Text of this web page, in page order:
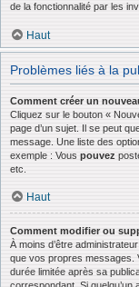
de la fonctionnalité par les
Haut
Problèmes liés à la
Comment créer un
Cliquez sur le bouton «
page d’un sujet. Il se peut
message. Une liste des
exemple : Vous pouvez
etc.
Haut
Comment modifier ou
À moins d’être
que vos propres messages.
durée limitée après sa